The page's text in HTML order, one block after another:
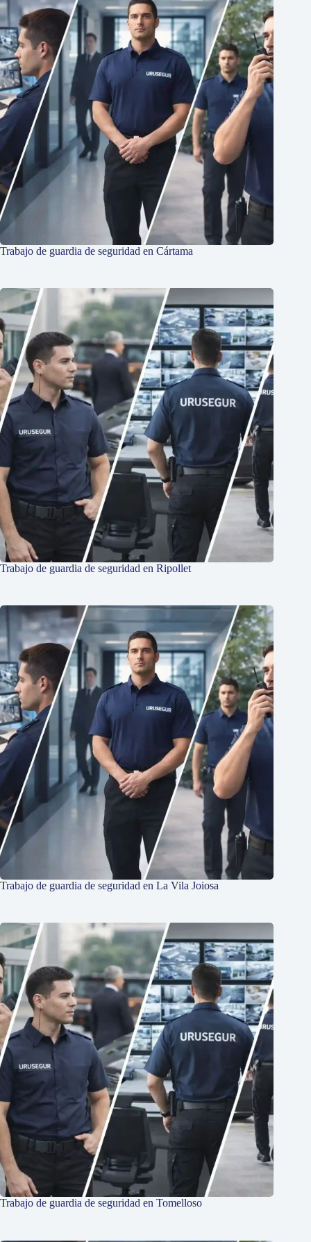
Trabajo de guardia de seguridad en Cártama
Trabajo de guardia de seguridad en Ripollet
Trabajo de guardia de seguridad en La Vila Joiosa
Trabajo de guardia de seguridad en Tomelloso